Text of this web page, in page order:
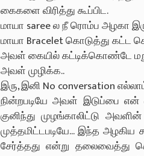
கைகளை விரித்து கூப்பிட.
மாயா saree ல நீ ரொம்ப அழகா
மாயா Bracelet கொடுத்து கட்ட
அவள் கையில் கட்டிக்கொண்டே
அவள் முழிக்க..
இரு, இனி No conversation
நின்றபடியே அவள் இடுப்பை என்
குனிந்து முழங்காலிட்டு
முத்தமிட்டபடியே... இந்த
சேர்த்தது என்று தலைவைத்து